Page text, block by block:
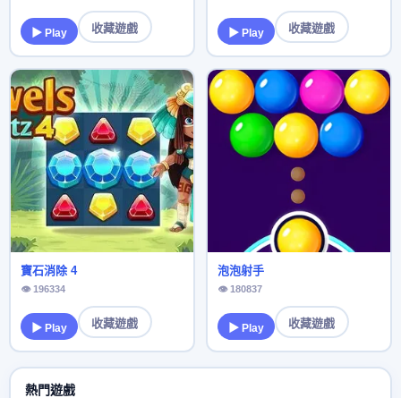
▶ Play 收藏遊戲 ▶ Play 收藏遊戲
寶石消除 4
👁 196334
▶ Play 收藏遊戲
泡泡射手
👁 180837
▶ Play 收藏遊戲
熱門遊戲